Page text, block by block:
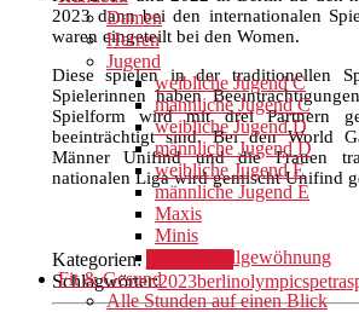
Damen
Herren
Jugend
weibliche Jugend C
männliche Jugend C
weibliche Jugend D
männliche Jugend D
weibliche Jugend E
männliche Jugend E
Maxis
Minis
(Hand)Ballgewöhnung
Fit & Gesund
Alle Stunden auf einen Blick
2023 dann bei den internationalen
waren eingeteilt bei den Women.
Diese spielen in der traditionellen
Spielerinnen haben
Spielform wird mit drei Partnern
beeinträchtigt sind. Bei den World
Männer Unifind und die Frauen
nationalen Liga wird gemischt Unifind
Kategorien:
Schlagwörter:2023berlinolympicspetra